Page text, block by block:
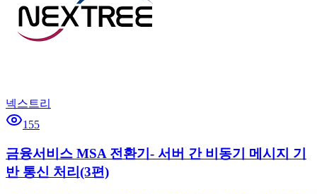
넥스트리
155
금융서비스 MSA 전환기- 서버 간 비동기 메시지 기
반 통신 처리(3편)